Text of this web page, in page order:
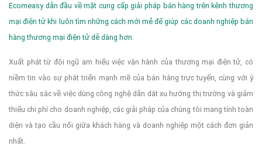
Ecomeasy dẫn đầu về mặt cung cấp giải pháp bán hàng trên kênh thương
mại điện tử khi luôn tìm những cách mới mẻ để giúp các doanh nghiệp bán
hàng thương mại điện tử dễ dàng hơn.
Xuất phát từ đội ngũ am hiểu việc vận hành của thương mại điện tử, có
niềm tin vào sự phát triển mạnh mẽ của bán hàng trực tuyến, cùng với ý
thức sâu sắc về việc dùng công nghệ dẫn dắt xu hướng thị trường và giảm
thiểu chi phí cho doanh nghiệp, các giải pháp của chúng tôi mang tính toàn
diện và tạo cầu nối giữa khách hàng và doanh nghiệp một cách đơn giản
nhất.